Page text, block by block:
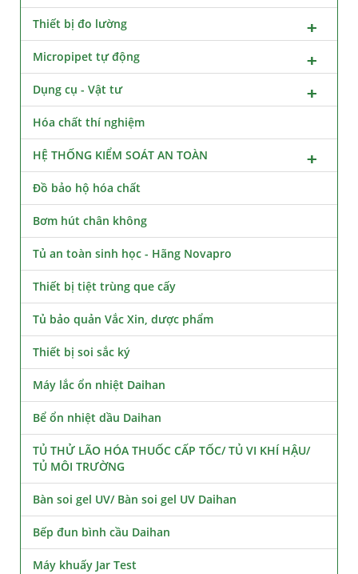
Thiết bị đo lường
Micropipet tự động
Dụng cụ - Vật tư
Hóa chất thí nghiệm
HỆ THỐNG KIỂM SOÁT AN TOÀN
Đồ bảo hộ hóa chất
Bơm hút chân không
Tủ an toàn sinh học - Hãng Novapro
Thiết bị tiệt trùng que cấy
Tủ bảo quản Vắc Xin, dược phẩm
Thiết bị soi sắc ký
Máy lắc ổn nhiệt Daihan
Bể ổn nhiệt dầu Daihan
TỦ THỬ LÃO HÓA THUỐC CẤP TỐC/ TỦ VI KHÍ HẬU/
TỦ MÔI TRƯỜNG
Bàn soi gel UV/ Bàn soi gel UV Daihan
Bếp đun bình cầu Daihan
Máy khuấy Jar Test